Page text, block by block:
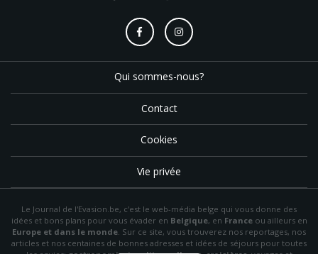
Qui sommes-nous?
Contact
Cookies
Vie privée
Le Journal de l'Evasion.be, c'est le web-média belge qui vous donne des
idées et bons plans pour vous évader en Belgique, en Franceou ailleurs en
Europe et dans le monde . Sur ce site, vous trouverez nos reportages, nos
articles et nos centaines de bonnes adresses et idées de séjours pour toutes